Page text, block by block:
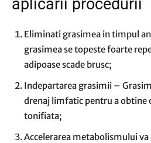
aplicarii procedurii
Eliminati grasimea in timpul
grasimea se topeste foarte
adipoase scade brusc;
Indepartarea grasimii –
drenaj limfatic pentru a obtine
tonifiata;
Accelerarea metabolismului va